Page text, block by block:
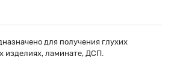
для получения глухих
изделиях, ламинате, ДСП.